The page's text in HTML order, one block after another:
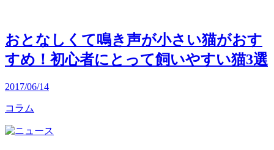
おとなしくて鳴き声が小さい猫がおす
すめ！初心者にとって飼いやすい猫3選
2017/06/14
コラム